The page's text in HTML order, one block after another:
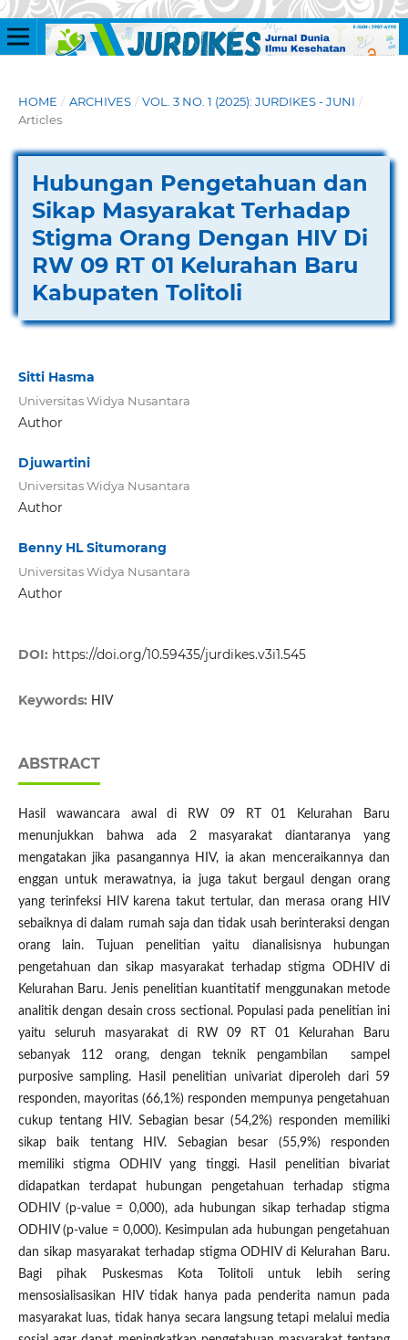
HOME / ARCHIVES / VOL. 3 NO. 1 (2025): JURDIKES - JUNI /
Articles
Hubungan Pengetahuan dan
Sikap Masyarakat Terhadap
Stigma Orang Dengan HIV Di
RW 09 RT 01 Kelurahan Baru
Kabupaten Tolitoli
Sitti Hasma
Universitas Widya Nusantara
Author
Djuwartini
Universitas Widya Nusantara
Author
Benny HL Situmorang
Universitas Widya Nusantara
Author
DOI: https://doi.org/10.59435/jurdikes.v3i1.545
Keywords: HIV
ABSTRACT
Hasil wawancara awal di RW 09 RT 01 Kelurahan Baru
menunjukkan bahwa ada 2 masyarakat diantaranya yang
mengatakan jika pasangannya HIV, ia akan menceraikannya dan
enggan untuk merawatnya, ia juga takut bergaul dengan orang
yang terinfeksi HIV karena takut tertular, dan merasa orang HIV
sebaiknya di dalam rumah saja dan tidak usah berinteraksi dengan
orang lain. Tujuan penelitian yaitu dianalisisnya hubungan
pengetahuan dan sikap masyarakat terhadap stigma ODHIV di
Kelurahan Baru. Jenis penelitian kuantitatif menggunakan metode
analitik dengan desain cross sectional. Populasi pada penelitian ini
yaitu seluruh masyarakat di RW 09 RT 01 Kelurahan Baru
sebanyak 112 orang, dengan teknik pengambilan sampel
purposive sampling. Hasil penelitian univariat diperoleh dari 59
responden, mayoritas (66,1%) responden mempunya pengetahuan
cukup tentang HIV. Sebagian besar (54,2%) responden memiliki
sikap baik tentang HIV. Sebagian besar (55,9%) responden
memiliki stigma ODHIV yang tinggi. Hasil penelitian bivariat
didapatkan terdapat hubungan pengetahuan terhadap stigma
ODHIV (p-value = 0,000), ada hubungan sikap terhadap stigma
ODHIV (p-value = 0,000). Kesimpulan ada hubungan pengetahuan
dan sikap masyarakat terhadap stigma ODHIV di Kelurahan Baru.
Bagi pihak Puskesmas Kota Tolitoli untuk lebih sering
mensosialisasikan HIV tidak hanya pada penderita namun pada
masyarakat luas, tidak hanya secara langsung tetapi melalui media